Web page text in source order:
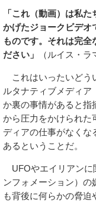
「これ（動画）は私
かげたジョークビデオ
ものです。それは完全
ださい」
（ルイス・ラ
これはいったいどう
ルタナティブメディ
か裏の事情があると指
から圧力をかけられた
ディアの仕事がなくな
あるということだ。
UFOやエイリアンに
ンフォメーション）
も背後に何らかの脅